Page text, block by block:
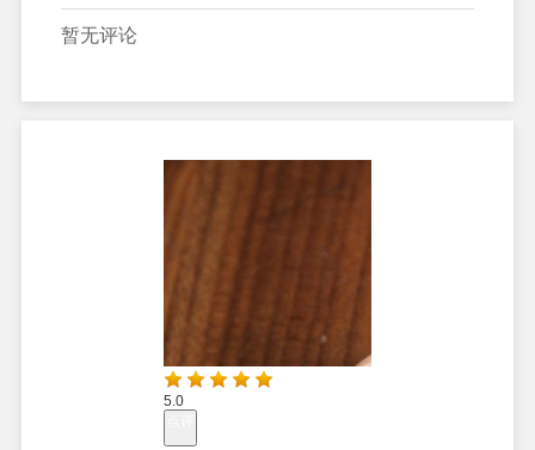
暂无评论
5.0